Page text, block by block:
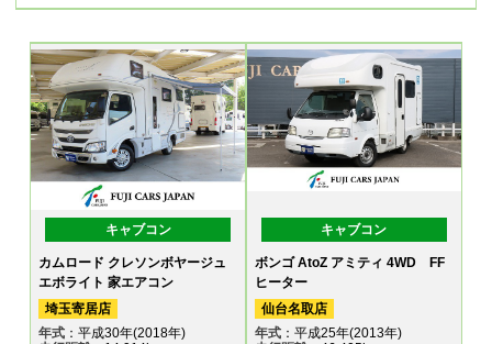
キャブコン
カムロード クレソンボヤージュ
エボライト 家エアコン
埼玉寄居店
年式 ：平成30年(2018年)
キャブコン
ボンゴ AtoZ アミティ 4WD FF
ヒーター
仙台名取店
年式：平成25年(2013年)